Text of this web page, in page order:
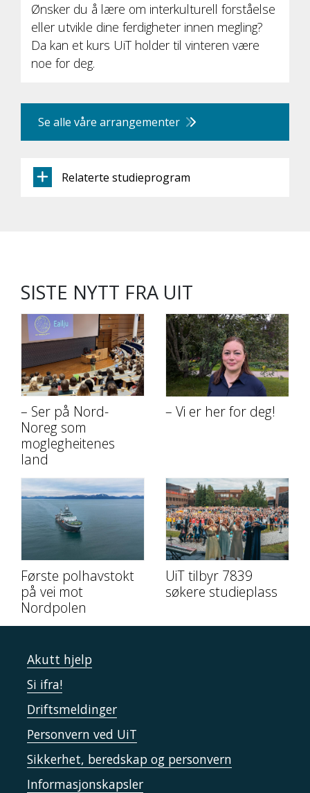
Ønsker du å lære om interkulturell forståelse
eller utvikle dine ferdigheter innen megling?
Da kan et kurs UiT holder til vinteren være
noe for deg.
Se alle våre arrangementer
Relaterte studieprogram
SISTE NYTT FRA UIT
– Ser på Nord-
Noreg som
moglegheitenes
land
– Vi er her for deg!
Første polhavstokt
på vei mot
Nordpolen
UiT tilbyr 7839
søkere studieplass
Akutt hjelp
Si ifra!
Driftsmeldinger
Personvern ved UiT
Sikkerhet, beredskap og personvern
Informasjonskapsler